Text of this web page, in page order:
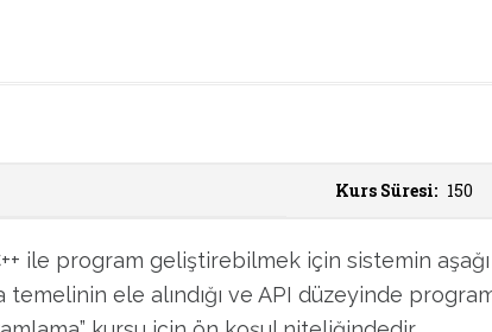
Kurs Süresi: 150
ile program geliştirebilmek için sistemin
ele alındığı ve API düzeyinde